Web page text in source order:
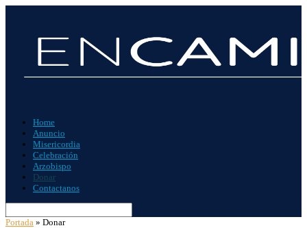
Home
Anuncio
Misericordia
Celebración
Arzobispo
Donar
Contactanos
Portada » Donar